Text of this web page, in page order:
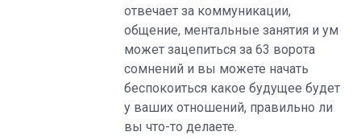
отвечает за коммуникации,
общение, ментальные занятия и ум
может зацепиться за 63 ворота
сомнений и вы можете начать
беспокоиться какое будущее будет
у ваших отношений, правильно ли
вы что-то делаете.